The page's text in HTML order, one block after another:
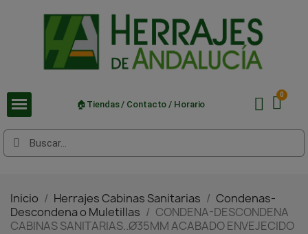
🏠Tiendas / Contacto / Horario
Inicio Herrajes Cabinas Sanitarias
Condenas-
Descondena o Muletillas
CONDENA-DESCONDENA
CABINAS SANITARIAS..Ø35MM ACABADO ENVEJECIDO